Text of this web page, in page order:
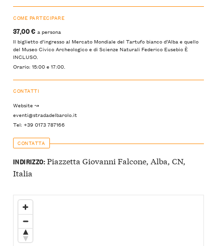
COME PARTECIPARE
37,00 € a persona
Il biglietto d’ingresso al Mercato Mondiale del Tartufo bianco d’Alba e quello
del Museo Civico Archeologico e di Scienze Naturali Federico Eusebio È
INCLUSO.
Orario: 15:00 e 17:00.
CONTATTI
Website ↝
eventi@stradadelbarolo.it
Tel: +39 0173 787166
CONTATTA
INDIRIZZO:Piazzetta Giovanni Falcone, Alba, CN,
Italia